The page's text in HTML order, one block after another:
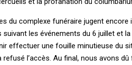
du complexe funéraire jugent encore
les événements du 6 juillet et
effectuer une fouille minutieuse du
l’accès. Au final, nous avons